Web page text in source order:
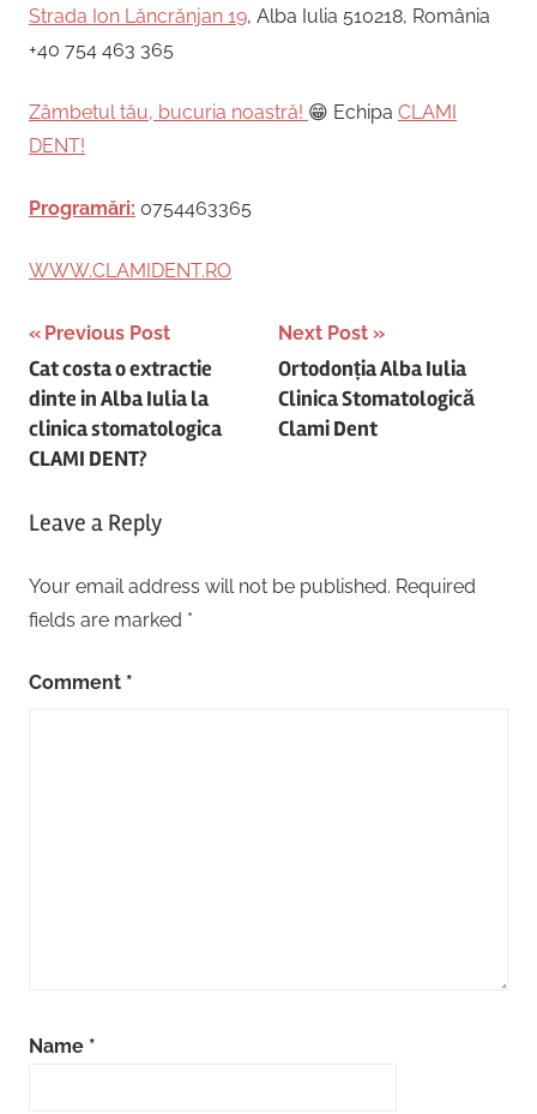
Strada Ion Lăncrănjan 19, Alba Iulia 510218, România
+40 754 463 365
Zâmbetul tău, bucuria noastră! 😁 Echipa CLAMI
DENT!
Programări: 0754463365
WWW.CLAMIDENT.RO
Post
navigation
Previous Post
Cat costa o extractie
dinte in Alba Iulia la
clinica stomatologica
CLAMI DENT?
Next Post
Ortodonția Alba Iulia
Clinica Stomatologică
Clami Dent
Leave a Reply
Your email address will not be published. Required
fields are marked *
Comment *
Name *